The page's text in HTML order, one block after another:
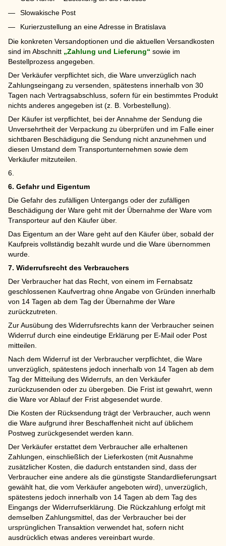
Slowakische Post
Kurierzustellung an eine Adresse in Bratislava
Die konkreten Versandoptionen und die aktuellen Versandkosten
sind im Abschnitt „Zahlung und Lieferung“ sowie im
Bestellprozess angegeben.
Der Verkäufer verpflichtet sich, die Ware unverzüglich nach
Zahlungseingang zu versenden, spätestens innerhalb von 30
Tagen nach Vertragsabschluss, sofern für ein bestimmtes Produkt
nichts anderes angegeben ist (z. B. Vorbestellung).
Der Käufer ist verpflichtet, bei der Annahme der Sendung die
Unversehrtheit der Verpackung zu überprüfen und im Falle einer
sichtbaren Beschädigung die Sendung nicht anzunehmen und
diesen Umstand dem Transportunternehmen sowie dem
Verkäufer mitzuteilen.
6.
6. Gefahr und Eigentum
Die Gefahr des zufälligen Untergangs oder der zufälligen
Beschädigung der Ware geht mit der Übernahme der Ware vom
Transporteur auf den Käufer über.
Das Eigentum an der Ware geht auf den Käufer über, sobald der
Kaufpreis vollständig bezahlt wurde und die Ware übernommen
wurde.
7. Widerrufsrecht des Verbrauchers
Der Verbraucher hat das Recht, von einem im Fernabsatz
geschlossenen Kaufvertrag ohne Angabe von Gründen innerhalb
von 14 Tagen ab dem Tag der Übernahme der Ware
zurückzutreten.
Zur Ausübung des Widerrufsrechts kann der Verbraucher seinen
Widerruf durch eine eindeutige Erklärung per E-Mail oder Post
mitteilen.
Nach dem Widerruf ist der Verbraucher verpflichtet, die Ware
unverzüglich, spätestens jedoch innerhalb von 14 Tagen ab dem
Tag der Mitteilung des Widerrufs, an den Verkäufer
zurückzusenden oder zu übergeben. Die Frist ist gewahrt, wenn
die Ware vor Ablauf der Frist abgesendet wurde.
Die Kosten der Rücksendung trägt der Verbraucher, auch wenn
die Ware aufgrund ihrer Beschaffenheit nicht auf üblichem
Postweg zurückgesendet werden kann.
Der Verkäufer erstattet dem Verbraucher alle erhaltenen
Zahlungen, einschließlich der Lieferkosten (mit Ausnahme
zusätzlicher Kosten, die dadurch entstanden sind, dass der
Verbraucher eine andere als die günstigste Standardlieferungsart
gewählt hat, die vom Verkäufer angeboten wird), unverzüglich,
spätestens jedoch innerhalb von 14 Tagen ab dem Tag des
Eingangs der Widerrufserklärung. Die Rückzahlung erfolgt mit
demselben Zahlungsmittel, das der Verbraucher bei der
ursprünglichen Transaktion verwendet hat, sofern nicht
ausdrücklich etwas anderes vereinbart wurde.